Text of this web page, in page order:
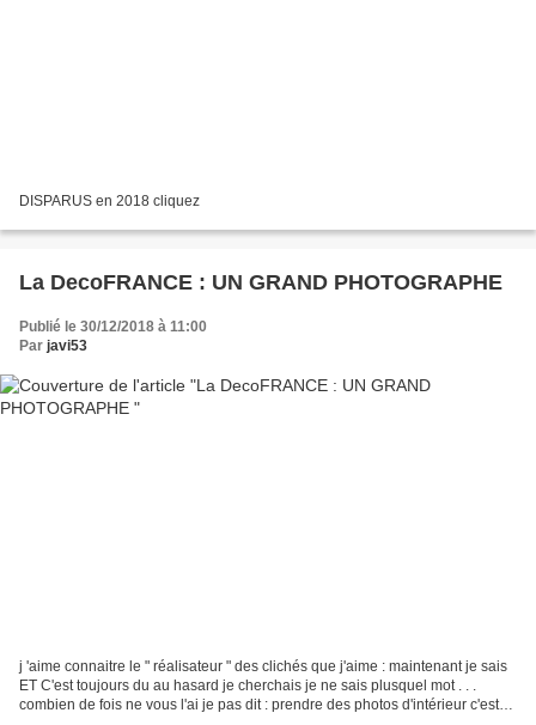
DISPARUS en 2018 cliquez
La DecoFRANCE : UN GRAND PHOTOGRAPHE
Publié le 30/12/2018 à 11:00
Par javi53
j 'aime connaitre le " réalisateur " des clichés que j'aime : maintenant je sais
ET C'est toujours du au hasard je cherchais je ne sais plusquel mot . . .
combien de fois ne vous l'ai je pas dit : prendre des photos d'intérieur c'est